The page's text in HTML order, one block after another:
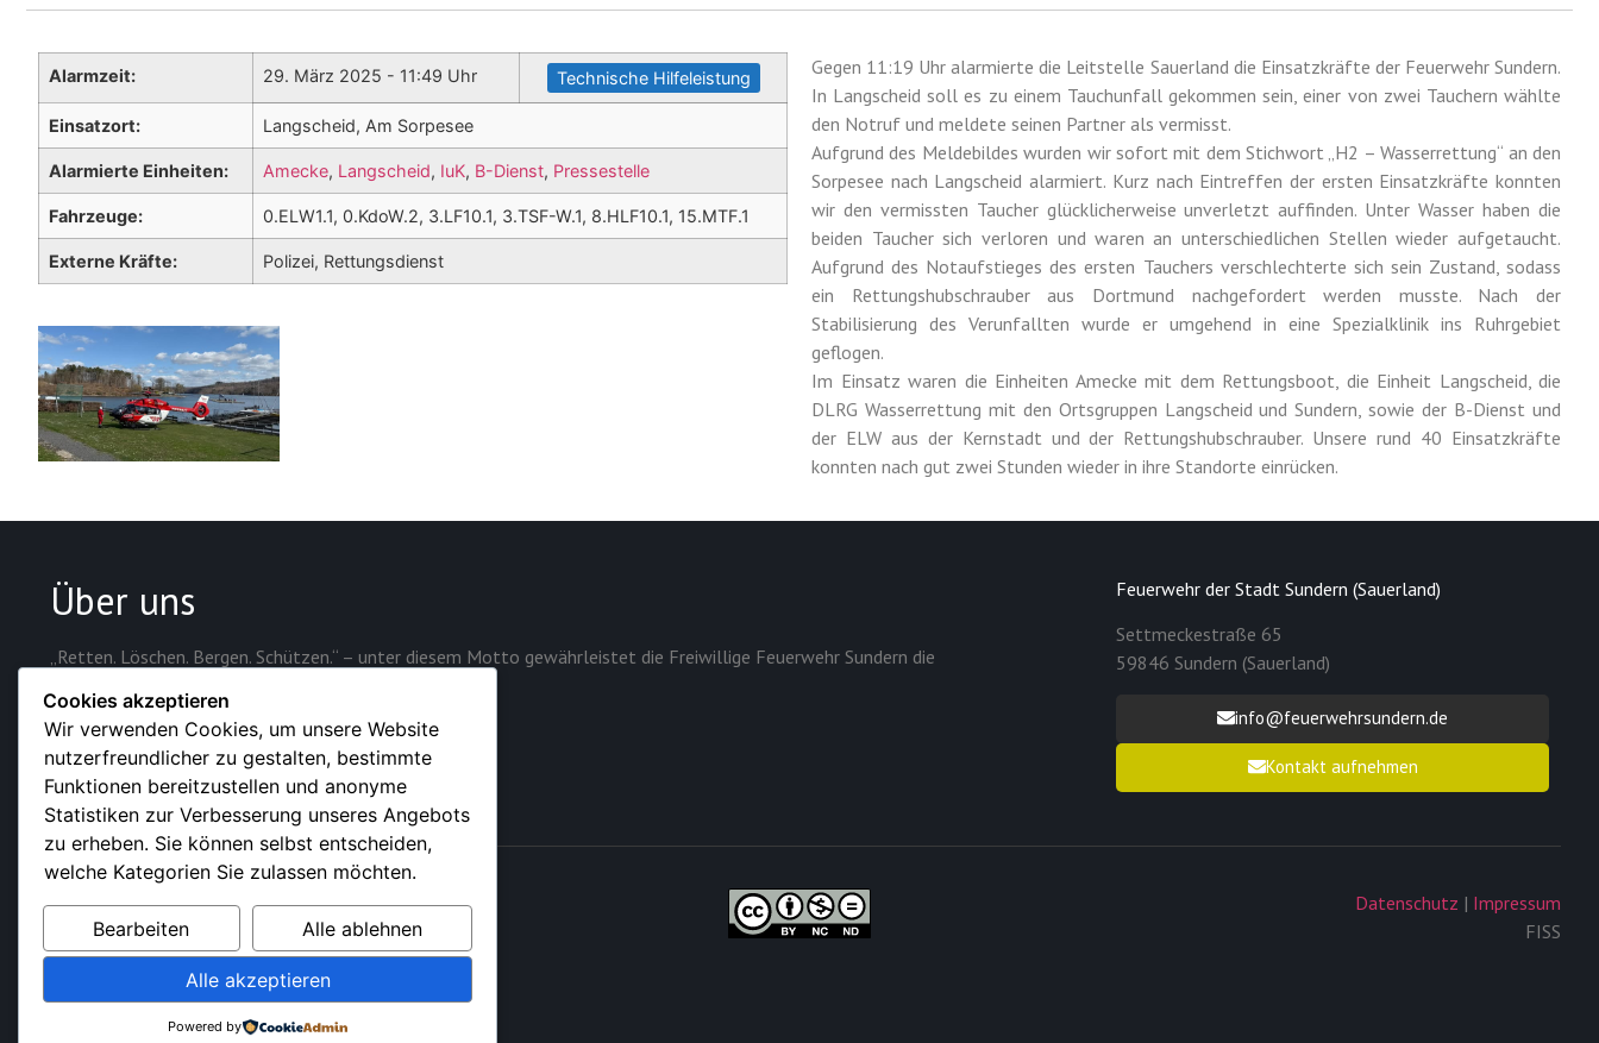
Alarmzeit: 29. März 2025 - 11:49 Uhr Technische Hilfeleistung
Einsatzort: Langscheid, Am Sorpesee
Alarmierte Einheiten: Amecke, Langscheid, IuK, B-Dienst, Pressestelle
Fahrzeuge: 0.ELW1.1, 0.KdoW.2, 3.LF10.1, 3.TSF-W.1, 8.HLF10.1, 15.MTF.1
Externe Kräfte: Polizei, Rettungsdienst
Gegen 11:19 Uhr alarmierte die Leitstelle Sauerland die Einsatzkräfte der Feuerwehr Sundern.
In Langscheid soll es zu einem Tauchunfall gekommen sein, einer von zwei Tauchern wählte
den Notruf und meldete seinen Partner als vermisst.
Aufgrund des Meldebildes wurden wir sofort mit dem Stichwort „H2 – Wasserrettung“ an den
Sorpesee nach Langscheid alarmiert. Kurz nach Eintreffen der ersten Einsatzkräfte konnten
wir den vermissten Taucher glücklicherweise unverletzt auffinden. Unter Wasser haben die
beiden Taucher sich verloren und waren an unterschiedlichen Stellen wieder aufgetaucht.
Aufgrund des Notaufstieges des ersten Tauchers verschlechterte sich sein Zustand, sodass
ein Rettungshubschrauber aus Dortmund nachgefordert werden musste. Nach der
Stabilisierung des Verunfallten wurde er umgehend in eine Spezialklinik ins Ruhrgebiet
geflogen.
Im Einsatz waren die Einheiten Amecke mit dem Rettungsboot, die Einheit Langscheid, die
DLRG Wasserrettung mit den Ortsgruppen Langscheid und Sundern, sowie der B-Dienst und
der ELW aus der Kernstadt und der Rettungshubschrauber. Unsere rund 40 Einsatzkräfte
konnten nach gut zwei Stunden wieder in ihre Standorte einrücken.
Über uns
„Retten. Löschen. Bergen. Schützen.“ – unter diesem Motto gewährleistet die Freiwillige Feuerwehr Sundern die
Feuerwehr der Stadt Sundern (Sauerland)
Settmeckestraße 65
59846 Sundern (Sauerland)
info@feuerwehrsundern.de
Kontakt aufnehmen
© 2026 – Feuerwehr der Stadt Sundern (Sauerland) Datenschutz | Impressum
FISS
Cookies akzeptieren
Wir verwenden Cookies, um unsere Website
nutzerfreundlicher zu gestalten, bestimmte
Funktionen bereitzustellen und anonyme
Statistiken zur Verbesserung unseres Angebots
zu erheben. Sie können selbst entscheiden,
welche Kategorien Sie zulassen möchten.
Bearbeiten Alle ablehnen
Alle akzeptieren
Powered by